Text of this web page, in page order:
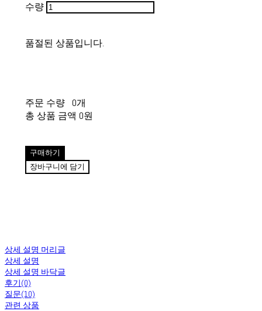
수량
품절된 상품입니다.
주문 수량
0개
총 상품 금액 0원
구매하기
장바구니에 담기
상세 설명 머리글
상세 설명
상세 설명 바닥글
후기(0)
질문(10)
관련 상품